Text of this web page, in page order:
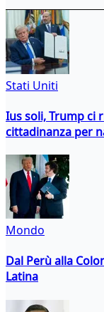
Stati Uniti
Ius soli, Trump ci
cittadinanza per
Mondo
Dal Perù alla
Latina